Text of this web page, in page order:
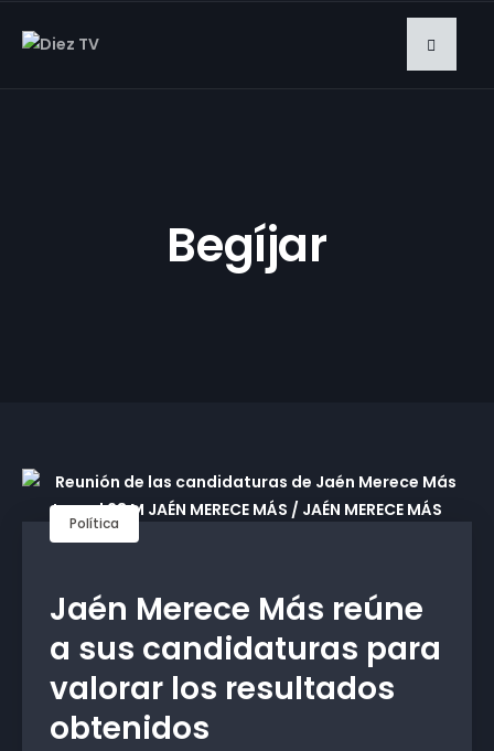
Begíjar
Política
Jaén Merece Más reúne
a sus candidaturas para
valorar los resultados
obtenidos